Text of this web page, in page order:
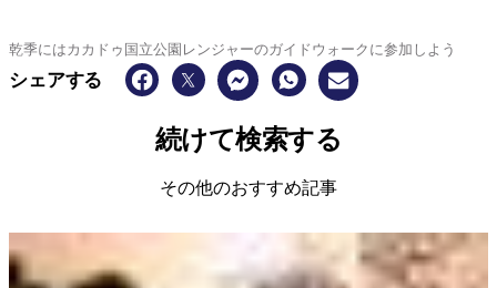
乾季にはカカドゥ国立公園レンジャーのガイドウォークに参加しよう
シェアする
続けて検索する
その他のおすすめ記事